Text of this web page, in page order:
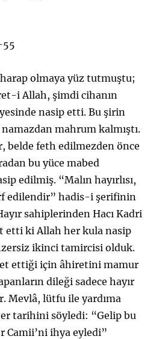
55
olmaya yüz tutmuştu;
i Allah, şimdi cihanın
nasip etti. Bu şirin
mahrum kalmıştı.
belde feth edilmezden önce
bu yüce mabed
edilmiş. “Malın hayırlısı,
edilendir” hadis-i şerifinin
sahiplerinden Hacı Kadri
etti ki Allah her kula nasip
ikinci tamircisi olduk.
ettiği için âhiretini mamur
dileği sadece hayır
Mevlâ, lütfu ile yardıma
tarihini söyledi: “Gelip bu
Camii’ni ihya eyledi”